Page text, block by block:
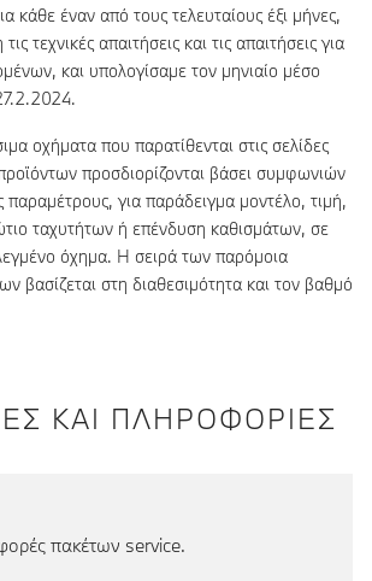
κάθε έναν από τους τελευταίους έξι μήνες,
τεχνικές απαιτήσεις και τις απαιτήσεις για
και υπολογίσαμε τον μηνιαίο μέσο
οχήματα που παρατίθενται στις σελίδες
προσδιορίζονται βάσει συμφωνιών
παραμέτρους, για παράδειγμα μοντέλο, τιμή,
ταχυτήτων ή επένδυση καθισμάτων, σε
όχημα. Η σειρά των παρόμοια
βασίζεται στη διαθεσιμότητα και τον βαθμό
ΚΑΙ ΠΛΗΡΟΦΟΡΙΕΣ
πακέτων service.